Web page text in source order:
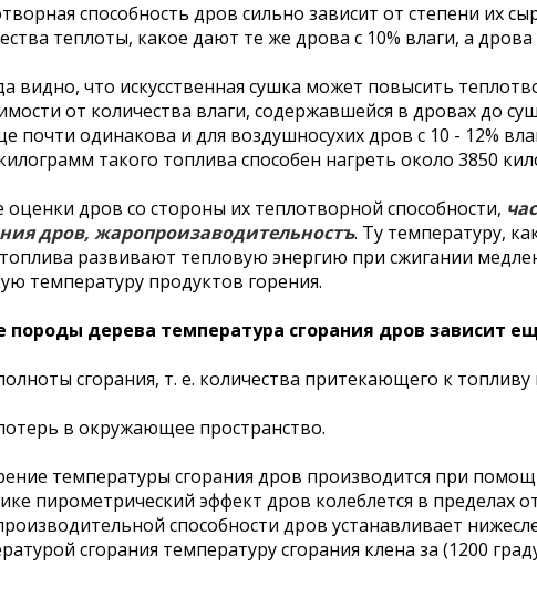
способность дров сильно зависит от степени их
теплоты, какое дают те же дрова с 10% влаги, а дрова
видно, что искусственная сушка может повысить
от количества влаги, содержавшейся в дровах до
почти одинакова и для воздушносухих дров с 10 - 12%
такого топлива способен нагреть около 3850
оценки дров со стороны их теплотворной способности,
дров, жаропроизаводительностъ. Ту температуру,
развивают тепловую энергию при сжигании
температуру продуктов горения.
породы дерева температура сгорания дров зависит
сгорания, т. е. количества притекающего к топливу
в окружающее пространство.
температуры сгорания дров производится при
пирометрический эффект дров ко­леблется в пределах
способности дров устанавливает
сгорания температуру сгорания клена за (1200